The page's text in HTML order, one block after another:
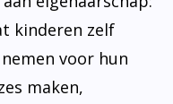
kinderen zelf
voor hun
maken,